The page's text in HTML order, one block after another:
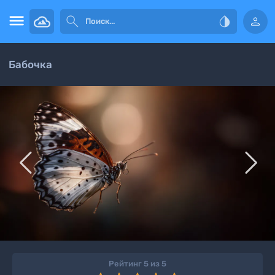
   
Бабочка
 
Рейтинг 5 из 5